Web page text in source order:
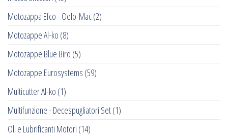
Motozappa Efco - Oelo-Mac(2)
Motozappe Al-ko (8)
Motozappe Blue Bird (5)
Motozappe Eurosystems (59)
Multicutter Al-ko (1)
Multifunzione - Decespugliatori Set(1)
Oli e Lubrificanti Motori (14)